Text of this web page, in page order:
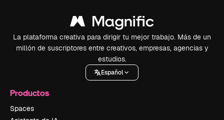
La plataforma creativa para dirigir tu mejor trabajo. Más de un
millón de suscriptores entre creativos, empresas, agencias y
estudios.
Español
Productos
Spaces